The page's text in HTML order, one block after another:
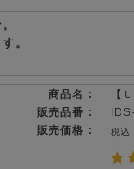
。
商品名 :
【
販売品番 :
販売価格 :